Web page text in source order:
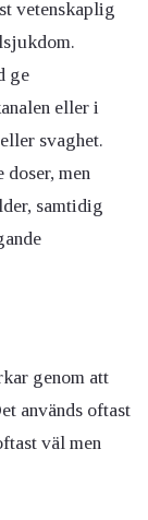
vetenskaplig
ge
eller i
svaghet.
men
samtidig
genom att
används oftast
väl men